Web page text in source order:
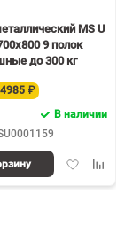
MS U
9 полок
до 300 кг
₽
В наличии
Добавить